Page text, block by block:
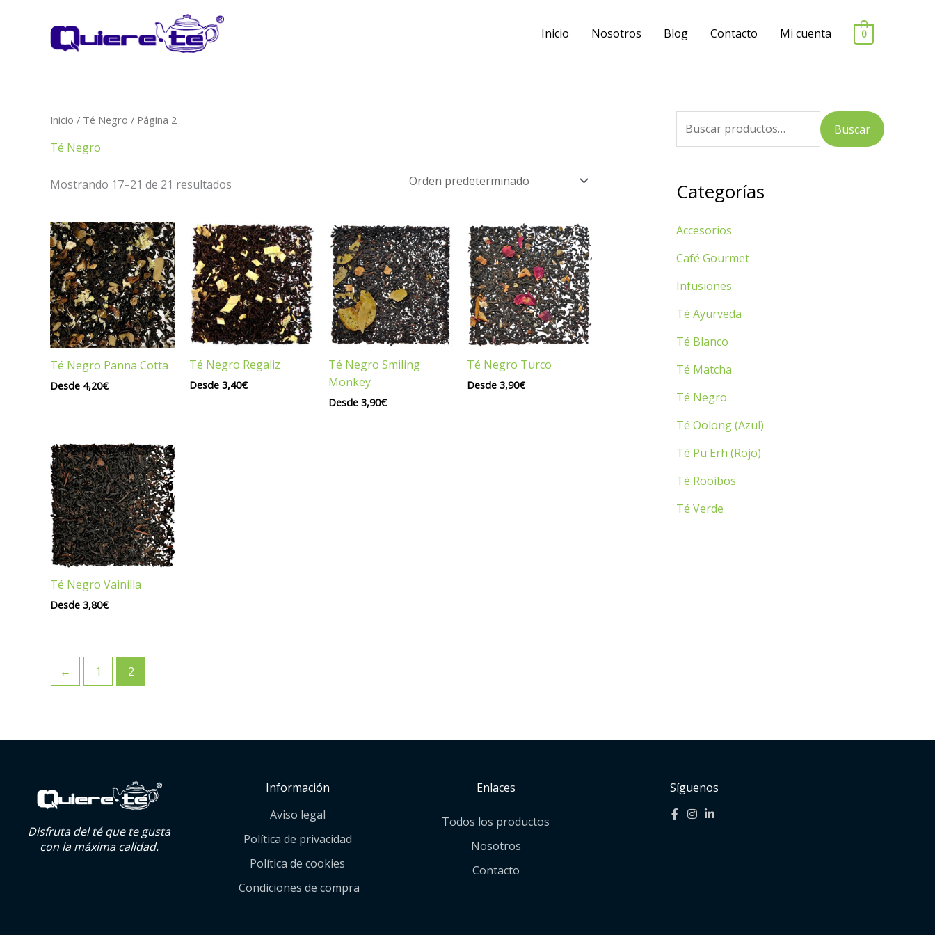
contenido
Inicio Nosotros Blog Contacto Mi cuenta 0
Inicio / Té Negro / Página 2
Té Negro
Mostrando 17–21 de 21 resultados
Té Negro Panna Cotta
Desde 4,20€
Té Negro Regaliz
Desde 3,40€
Té Negro Smiling
Monkey
Desde 3,90€
Té Negro Turco
Desde3,90€
Té Negro Vainilla
Desde 3,80€
← 1 2
u
c
r
p
Buscar
Categorías
Accesorios
Café Gourmet
Infusiones
Té Ayurveda
Té Blanco
Té Matcha
Té Negro
Té Oolong (Azul)
Té Pu Erh (Rojo)
Té Rooibos
Té Verde
Disfruta del té que te gusta
con la máxima calidad.
Información
Aviso legal
Política de privacidad
Política de cookies
Condiciones de compra
Enlaces
Todos los productos
Nosotros
Contacto
Síguenos